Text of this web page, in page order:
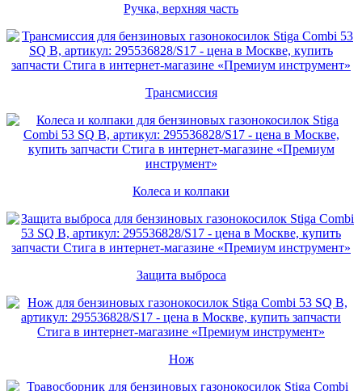
Ручка, верхняя часть
Трансмиссия
Колеса и колпаки
Защита выброса
Нож